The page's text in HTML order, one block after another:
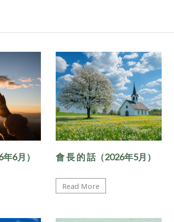
6月） 會 ⻑ 的 話（2026年5月）
Read More